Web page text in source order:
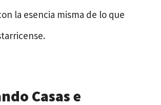
la esencia misma de lo que
Casas e